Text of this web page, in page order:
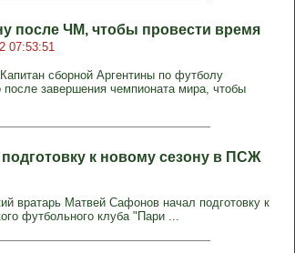
после ЧМ, чтобы провести время
07:53:51
сборной Аргентины по футболу
завершения чемпионата мира, чтобы
к новому сезону в ПСЖ
Матвей Сафонов начал подготовку к
футбольного клуба "Пари ...